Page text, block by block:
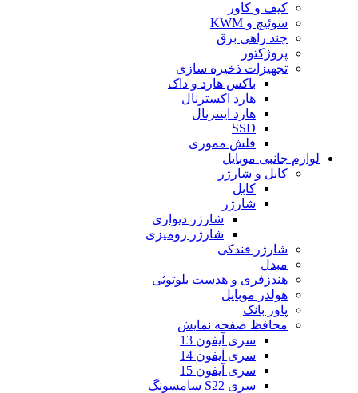
کیف و کاور
سوئیچ و KWM
چند راهی برق
پروژکتور
تجهیزات ذخیره سازی
باکس هارد و داک
هارد اکسترنال
هارد اینترنال
SSD
فلش مموری
لوازم جانبی موبایل
کابل و شارژر
کابل
شارژر
شارژر دیواری
شارژر رومیزی
شارژر فندکی
مبدل
هندزفری و هدست بلوتوثی
هولدر موبایل
پاور بانک
محافظ صفحه نمایش
سری آیفون 13
سری آیفون 14
سری آیفون 15
سری S22 سامسونگ